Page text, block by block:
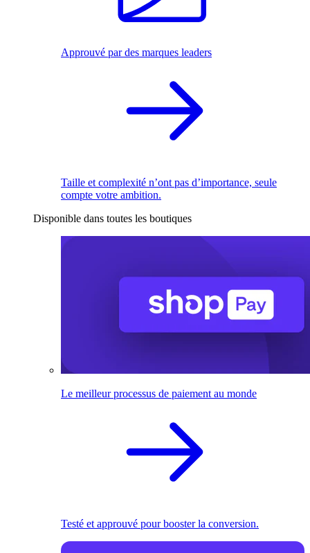
Approuvé par des marques leaders
Taille et complexité n’ont pas d’importance, seule
compte votre ambition.
Disponible dans toutes les boutiques
Le meilleur processus de paiement au monde
Testé et approuvé pour booster la conversion.